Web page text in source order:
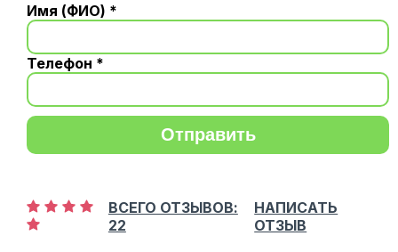
Имя (ФИО) *
Телефон *
Отправить
ВСЕГО ОТЗЫВОВ:
22
НАПИСАТЬ
ОТЗЫВ